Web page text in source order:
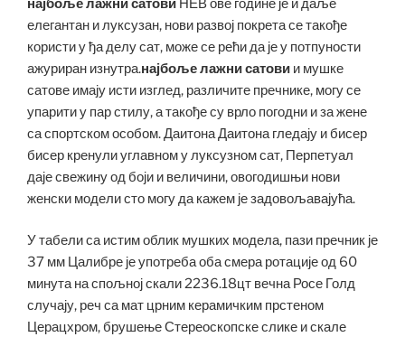
најбоље лажни сатови НЕВ ове године је и даље
елегантан и луксузан, нови развој покрета се такође
користи у ђа делу сат, може се рећи да је у потпуности
ажуриран изнутра.најбоље лажни сатови и мушке
сатове имају исти изглед, различите пречнике, могу се
упарити у пар стилу, а такође су врло погодни и за жене
са спортском особом. Даитона Даитона гледају и бисер
бисер кренули углавном у луксузном сат, Перпетуал
даје свежину од боји и величини, овогодишњи нови
женски модели сто могу да кажем је задовољавајућа.
У табели са истим облик мушких модела, пази пречник је
37 мм Цалибре је употреба оба смера ротације од 60
минута на спољној скали 2236.18цт вечна Росе Голд
случају, реч са мат црним керамичким прстеном
Церацхром, брушење Стереоскопске слике и скале